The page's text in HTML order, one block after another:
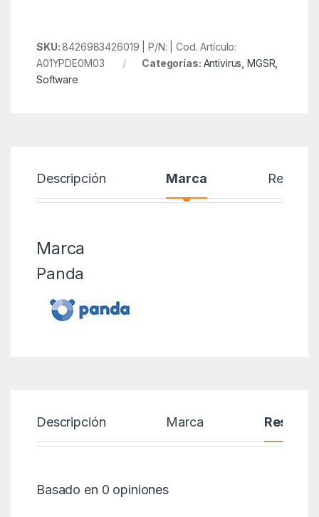
SKU:8426983426019 | P/N: | Cod. Artículo:
A01YPDE0M03
Categorías: Antivirus MGSR
Software
Descripción Marca Reseñas
Marca
Panda
Descripción Marca Reseñas
Basado en 0 opiniones